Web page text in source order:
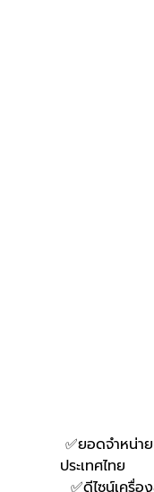
ประเทศไทย
✅ดีไซน์เ